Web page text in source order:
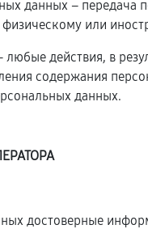
данных – передача
физическому или
действия, в
содержания
данных.
достоверные